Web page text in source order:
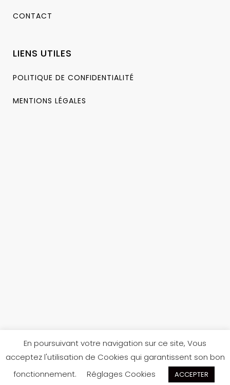
CONTACT
LIENS UTILES
POLITIQUE DE CONFIDENTIALITÉ
MENTIONS LÉGALES
Réalisé par Jules TexierpourScarpe Di Béné
scarpedibene@gmail.com
En poursuivant votre navigation sur ce site, Vous
acceptez l'utilisation de Cookies qui garantissent son bon
fonctionnement.
Réglages Cookies ACCEPTER